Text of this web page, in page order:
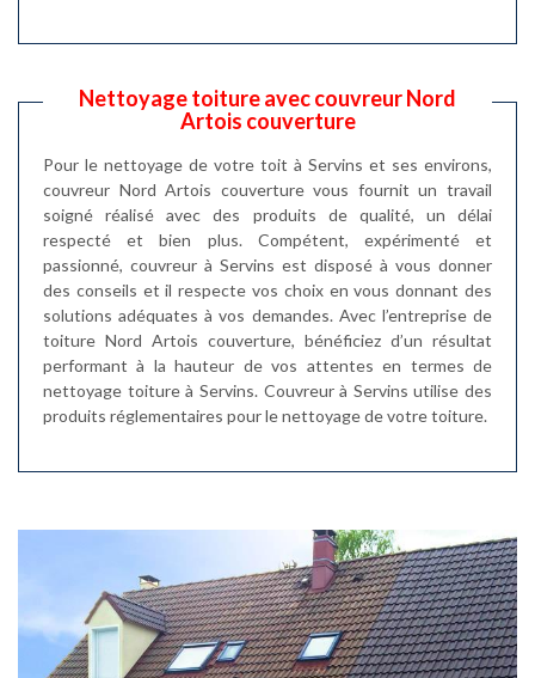
Nettoyage toiture avec couvreur Nord
Artois couverture
Pour le nettoyage de votre toit à Servins et ses environs,
couvreur Nord Artois couverture vous fournit un travail
soigné réalisé avec des produits de qualité, un délai
respecté et bien plus. Compétent, expérimenté et
passionné, couvreur à Servins est disposé à vous donner
des conseils et il respecte vos choix en vous donnant des
solutions adéquates à vos demandes. Avec l’entreprise de
toiture Nord Artois couverture, bénéficiez d’un résultat
performant à la hauteur de vos attentes en termes de
nettoyage toiture à Servins. Couvreur à Servins utilise des
produits réglementaires pour le nettoyage de votre toiture.